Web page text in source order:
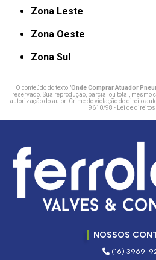
Zona Leste
Zona Oeste
Zona Sul
O conteúdo do texto "Onde Comprar Atuador
reservado. Sua reprodução, parcial ou total,
autorização do autor. Crime de violação de direito
9610/98 - Lei de
NOSSOS
(16) 3969-